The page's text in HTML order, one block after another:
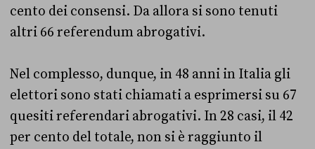
cento dei consensi. Da allora si sono tenuti
altri 66 referendum abrogativi.
Nel complesso, dunque, in 48 anni in Italia gli
elettori sono stati chiamati a esprimersi su 67
quesiti referendari abrogativi. In 28 casi, il 42
per cento del totale, non si è raggiunto il